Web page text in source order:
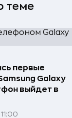
теме
первые
Galaxy
выйдет в